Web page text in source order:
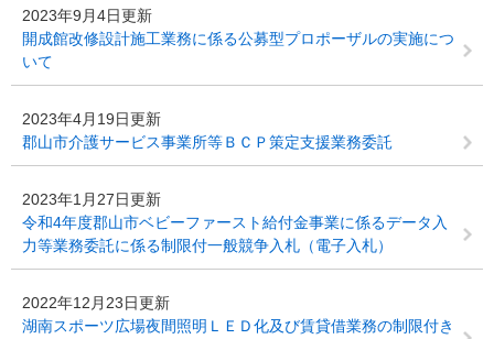
2023年9月4日更新
開成館改修設計施工業務に係る公募型プロポーザルの実施につ
いて
2023年4月19日更新
郡山市介護サービス事業所等ＢＣＰ策定支援業務委託
2023年1月27日更新
令和4年度郡山市ベビーファースト給付金事業に係るデータ入
力等業務委託に係る制限付一般競争入札（電子入札）
2022年12月23日更新
湖南スポーツ広場夜間照明ＬＥＤ化及び賃貸借業務の制限付き